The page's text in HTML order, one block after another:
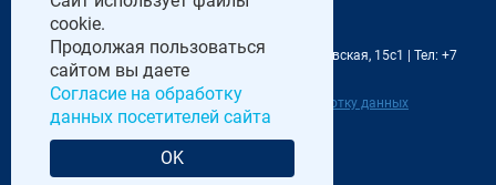
@ 2006-2026 Eurolan | 115193, Москва, 7-я Кожуховская, 15с1 | Тел: +7
495 252 07 99 | E-Mail: moscow@eurolan.ru
Политика обработки данных|Согласие на обработку данных
посетителей сайта
Разработка и сопровождение сайта
cookie.
Продолжая пользоваться
сайтом вы даете
Согласие на обработку
данных посетителей сайта
OK